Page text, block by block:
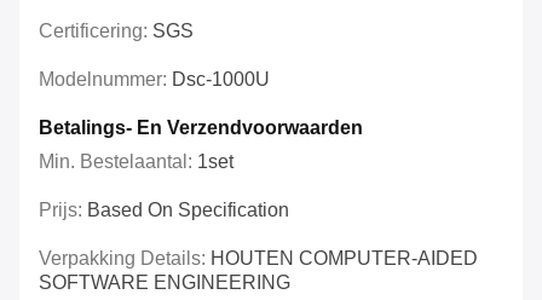
Certificering: SGS
Modelnummer: Dsc-1000U
Betalings- En Verzendvoorwaarden
Min. Bestelaantal: 1set
Prijs: Based On Specification
Verpakking Details: HOUTEN COMPUTER-AIDED
SOFTWARE ENGINEERING